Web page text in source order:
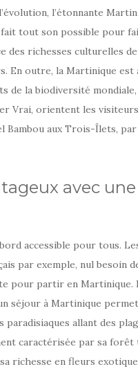
l’étonnante
tout son possible pour
des richesses culturelles
En outre, la Martinique est
de la biodiversité
Vrai, orientent les
Bambou aux Trois-Îlets,
avec
accessible pour tous.
par exemple, nul besoin
pour partir en Martinique.
séjour à Martinique
allant des
caractérisée par sa
richesse en fleurs